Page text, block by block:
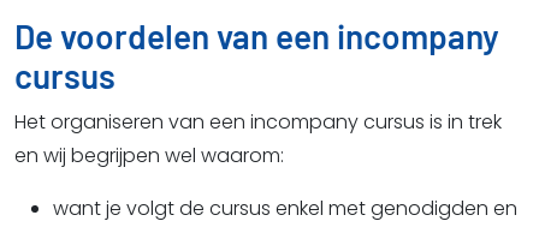
De voordelen van een incompany
cursus
Het organiseren van een incompany cursus is in trek
en wij begrijpen wel waarom:
want je volgt de cursus enkel met genodigden en